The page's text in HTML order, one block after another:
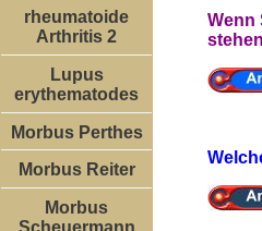
rheumatoide
Arthritis 2
Lupus
erythematodes
Morbus Perthes
Morbus Reiter
Morbus
Wenn